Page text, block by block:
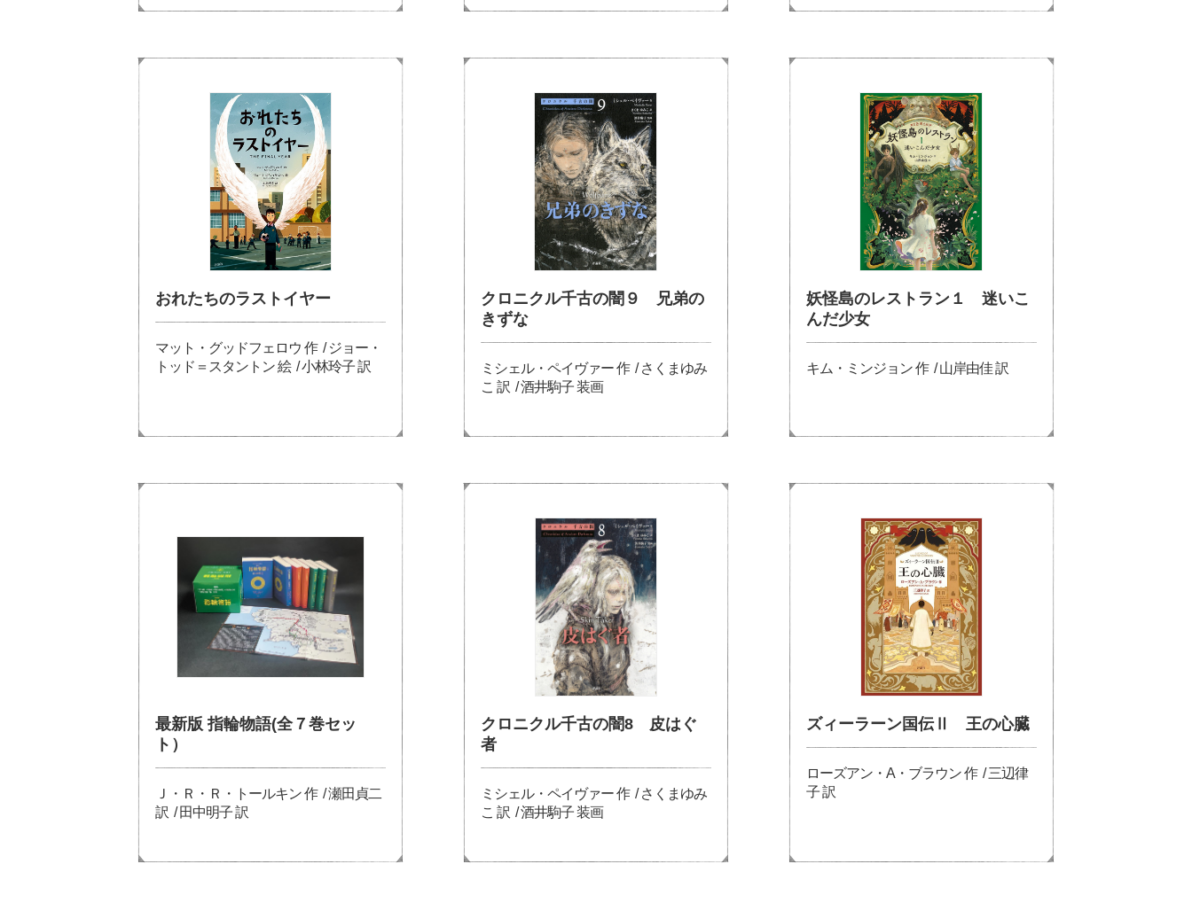
おれたちのラストイヤー
マット・グッドフェロウ 作 / ジョー・
トッド＝スタントン 絵 / 小林玲子 訳
クロニクル千古の闇９ 兄弟の
きずな
ミシェル・ペイヴァー 作 / さくまゆみ
こ 訳 / 酒井駒子 装画
妖怪島のレストラン１ 迷いこ
んだ少女
キム・ミンジョン 作 / 山岸由佳 訳
最新版 指輪物語(全７巻セッ
ト）
Ｊ・Ｒ・Ｒ・トールキン 作 / 瀬田貞二
訳 / 田中明子 訳
クロニクル千古の闇8 皮はぐ
者
ミシェル・ペイヴァー 作 / さくまゆみ
こ 訳 / 酒井駒子 装画
ズィーラーン国伝Ⅱ 王の心臓
ローズアン・A・ブラウン 作 / 三辺律
子 訳